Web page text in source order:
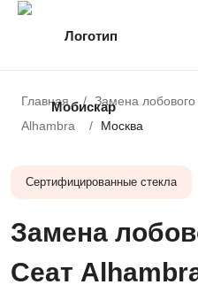
Главная Замена лобового
Alhambra
Москва
Сертифицированные стекла
Замена
Сеат